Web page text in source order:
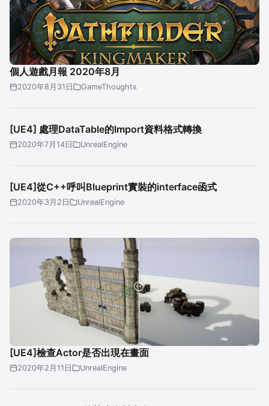
個人遊戲月報 2020年8月
2020年8月31日 GameThoughts
[UE4] 處理DataTable的Import資料格式轉換
2020年7月14日 UnrealEngine
[UE4]從C++呼叫Blueprint實裝的interface函式
2020年3月2日 UnrealEngine
[UE4]檢查Actor是否出現在畫面
2020年2月11日 UnrealEngine